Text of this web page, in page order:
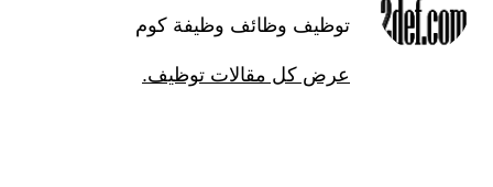
توظيف وظائف وظيفة كوم
عرض كل مقالات توظيف.